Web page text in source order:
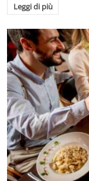
Leggi di più